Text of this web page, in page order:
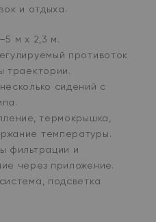
и отдыха.
м x 2,3 м.
противоток
траектории.
сидений с
термокрышка,
температуры.
фильтрации и
через приложение.
подсветка